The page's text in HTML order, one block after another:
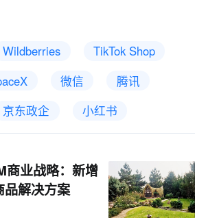
Wildberries
TikTok Shop
微信
腾讯
京东政企 小红书
商业战略：新增
品解决方案